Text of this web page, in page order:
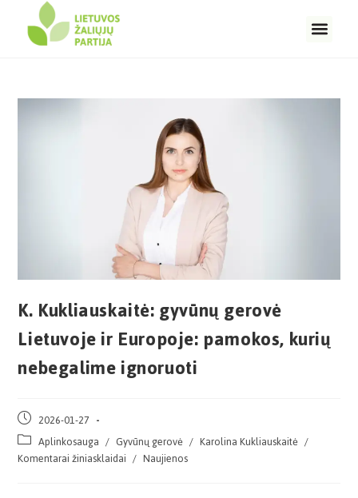
K. Kukliauskaitė: gyvūnų gerovė
Lietuvoje ir Europoje: pamokos, kurių
nebegalime ignoruoti
2026-01-27
Aplinkosauga / Gyvūnų gerovė / Karolina Kukliauskaitė /
Komentarai žiniasklaidai / Naujienos